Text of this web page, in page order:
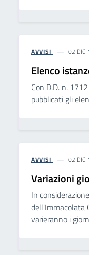
AVVISI 02 DIC
Elenco
Con D.D. n.
pubblicati gli
AVVISI 02 DIC
Variazioni
In
dell'Immacolata
varieranno i